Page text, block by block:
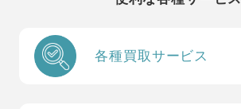
各種買取サービス